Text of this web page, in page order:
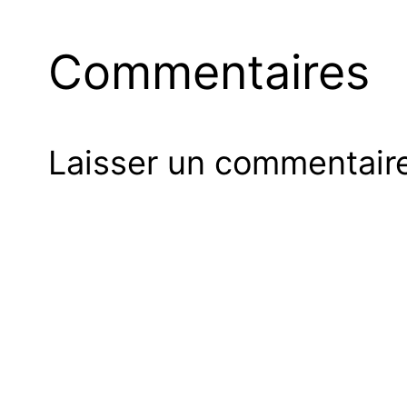
Commentaires
Laisser un